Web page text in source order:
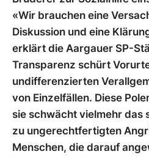
«Wir brauchen eine
Diskussion und eine
erklärt die Aargauer SP-
Transparenz schürt
undifferenzierten
von Einzelfällen. Diese
sie schwächt vielmehr das
zu ungerechtfertigten
Menschen, die darauf